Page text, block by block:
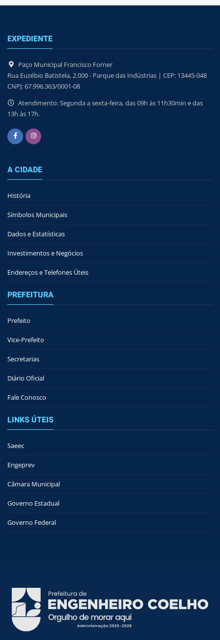
EXPEDIENTE
Paço Municipal Francisco Forner
Rua Euzébio Batistela, 2.000 - Parque das Indústrias | CEP: 13445-048
CNPJ: 67.996.363/0001-08
Atendimento: Segunda a sexta-feira, das 09h às 11h30min e das
13h às 17h.
A CIDADE
História
Símbolos Municipais
Dados e Estatísticas
Investimentos e Negócios
Endereços e Telefones Úteis
PREFEITURA
Prefeito
Vice-Prefeito
Secretarias
Diário Oficial
Fale Conosco
LINKS ÚTEIS
Saeec
Engeprev
Câmara Municipal
Governo Estadual
Governo Federal